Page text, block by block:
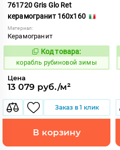
761720 Gris Glo Ret
керамогранит 160x160
Материал:
Керамогранит
775532
Код товара:
корабль рубиновой зимы
Цена
13 079 руб./м²
Заказ в 1 клик
В корзину